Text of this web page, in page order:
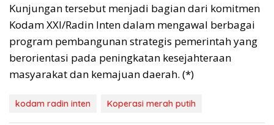
Kunjungan tersebut menjadi bagian dari komitmen
Kodam XXI/Radin Inten dalam mengawal berbagai
program pembangunan strategis pemerintah yang
berorientasi pada peningkatan kesejahteraan
masyarakat dan kemajuan daerah. (*)
kodam radin inten Koperasi merah putih